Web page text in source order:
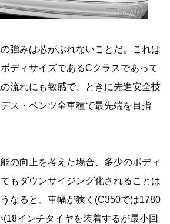
強みは芯がぶれないことだ。これは
ディサイズであるCクラスであって
流れにも敏感で、ときに先進安全技
ス・ベンツ全車種で最先端を目指
の向上を考えた場合、多少のボディ
もダウンサイジング化されることは
なると、車幅が狭く(C350では1780
インチタイヤを装着するが最小回